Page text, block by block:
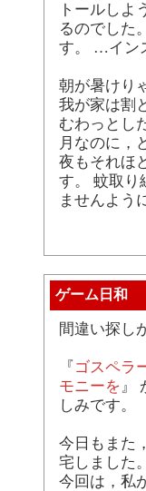
トールしよ
るのでした
す。 …イン
朝が暑けり
我が家は割
むわっとし
月なのに，
夜もそれほ
す。 蚊取り
ませんよう
ゲーム日和
間違い探し
『 ゴスペラ
モニーを』
しみです。
今日もまた
宅しました
今回は，私